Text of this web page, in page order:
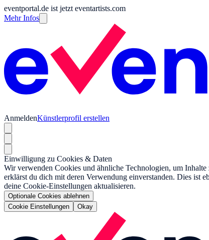
eventportal.de ist jetzt eventartists.com
Mehr Infos
AnmeldenKünstlerprofil erstellen
Einwilligung zu Cookies & Daten
Wir verwenden Cookies und ähnliche Technologien, um
erklärst du dich mit deren Verwendung einverstanden. Dies ist
deine Cookie-Einstellungen aktualisieren.
Optionale Cookies ablehnen
Cookie Einstellungen
Okay